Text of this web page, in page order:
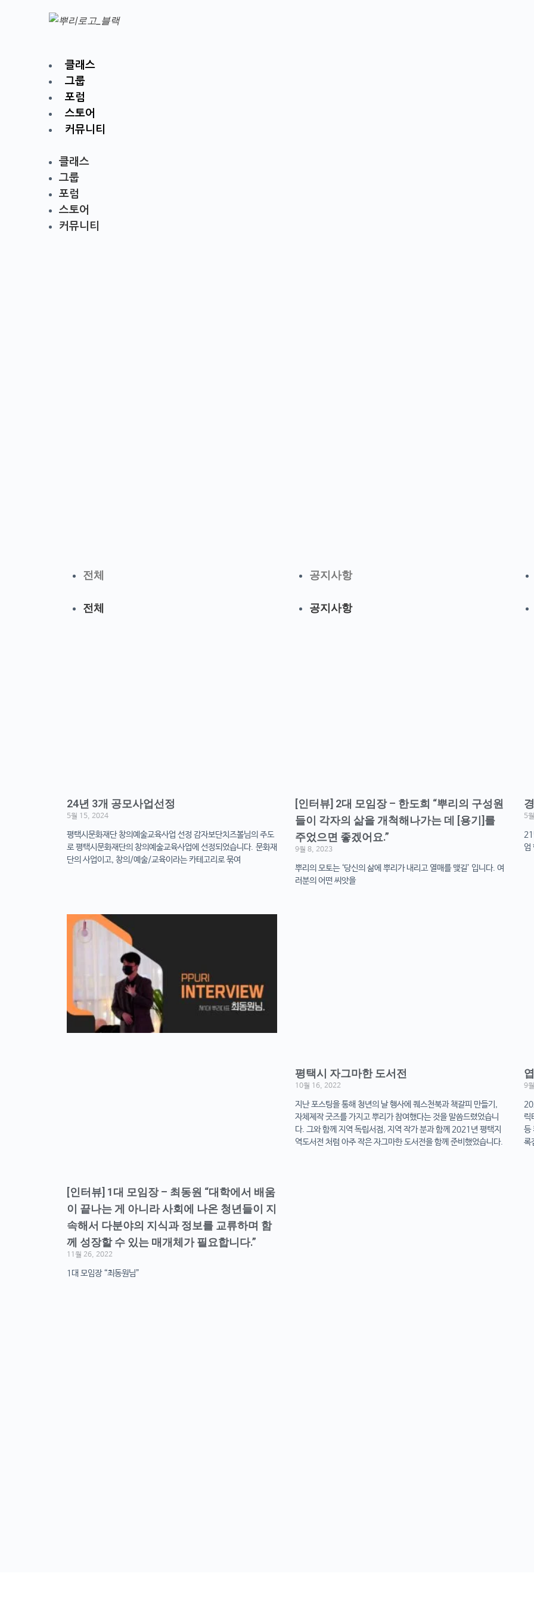
클래스
그룹
포럼
스토어
커뮤니티
클래스
그룹
포럼
스토어
커뮤니티
전체
전체
공지사항
공지사항
24년 3개 공모사업선정
5월 15, 2024
평택시문화재단 창의예술교육사업 선정 감자보단치즈볼님의 주도
로 평택시문화재단의 창의예술교육사업에 선정되었습니다. 문화재
단의 사업이고, 창의/예술/교육이라는 카테고리로 묶여
[인터뷰] 2대 모임장 – 한도희 “뿌리의 구성원
들이 각자의 삶을 개척해나가는 데 [용기]를
주었으면 좋겠어요.”
9월 8, 2023
뿌리의 모토는 ‘당신의 삶에 뿌리가 내리고 열매를 맺길’ 입니다. 여
러분의 어떤 씨앗을
5
엄
[인터뷰] 1대 모임장 – 최동원 “대학에서 배움
이 끝나는 게 아니라 사회에 나온 청년들이 지
속해서 다분야의 지식과 정보를 교류하며 함
께 성장할 수 있는 매개체가 필요합니다.”
11월 26, 2022
1대 모임장 “최동원님”
평택시 자그마한 도서전
10월 16, 2022
지난 포스팅을 통해 청년의 날 행사에 퀘스천북과 책갈피 만들기,
자체제작 굿즈를 가지고 뿌리가 참여했다는 것을 말씀드렸었습니
다. 그와 함께 지역 독립서점, 지역 작가 분과 함께 2021년 평택지
역도서전 처럼 아주 작은 자그마한 도서전을 함께 준비했었습니다.
9
릭
등
록